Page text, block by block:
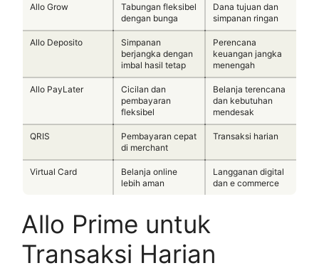
Allo Grow
Tabungan fleksibel
dengan bunga
Dana tujuan dan
simpanan ringan
Allo Deposito
Simpanan
berjangka dengan
imbal hasil tetap
Perencana
keuangan jangka
menengah
Allo PayLater
Cicilan dan
pembayaran
fleksibel
Belanja terencana
dan kebutuhan
mendesak
QRIS
Pembayaran cepat
di merchant
Transaksi harian
Virtual Card
Belanja online
lebih aman
Langganan digital
dan e commerce
Allo Prime untuk
Transaksi Harian